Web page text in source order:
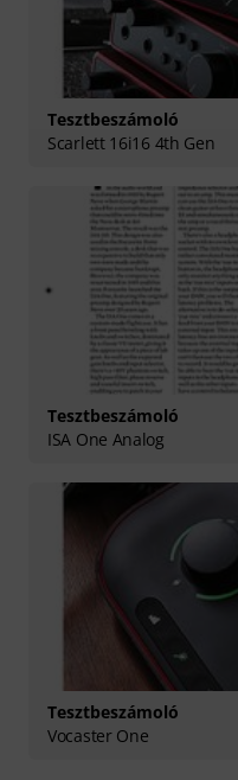
Tesztbeszámoló
Scarlett 16i16 4th Gen
Tesztbeszámoló
ISA One Analog
Tesztbeszámoló
Vocaster One